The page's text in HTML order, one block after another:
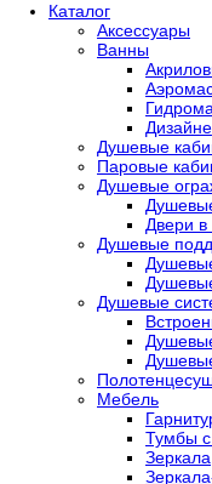
Каталог
Аксессуары
Ванны
Душевые
Паровые
Душевые
Двери
Душевые
Душевые
Мебель
Тумбы с
Зеркала